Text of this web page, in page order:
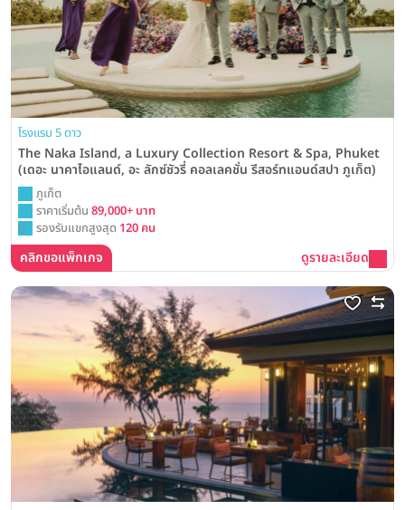
โรงแรม 5 ดาว
The Naka Island, a Luxury Collection Resort & Spa, Phuket
(เดอะ นาคาไอแลนด์, อะ ลักซ์ชัวรี่ คอลเลคชั่น รีสอร์ทแอนด์สปา ภูเก็ต)
ภูเก็ต
ราคาเริ่มต้น 89,000+ บาท
รองรับแขกสูงสุด 120 คน
คลิกขอแพ็กเกจ ดูรายละเอียด